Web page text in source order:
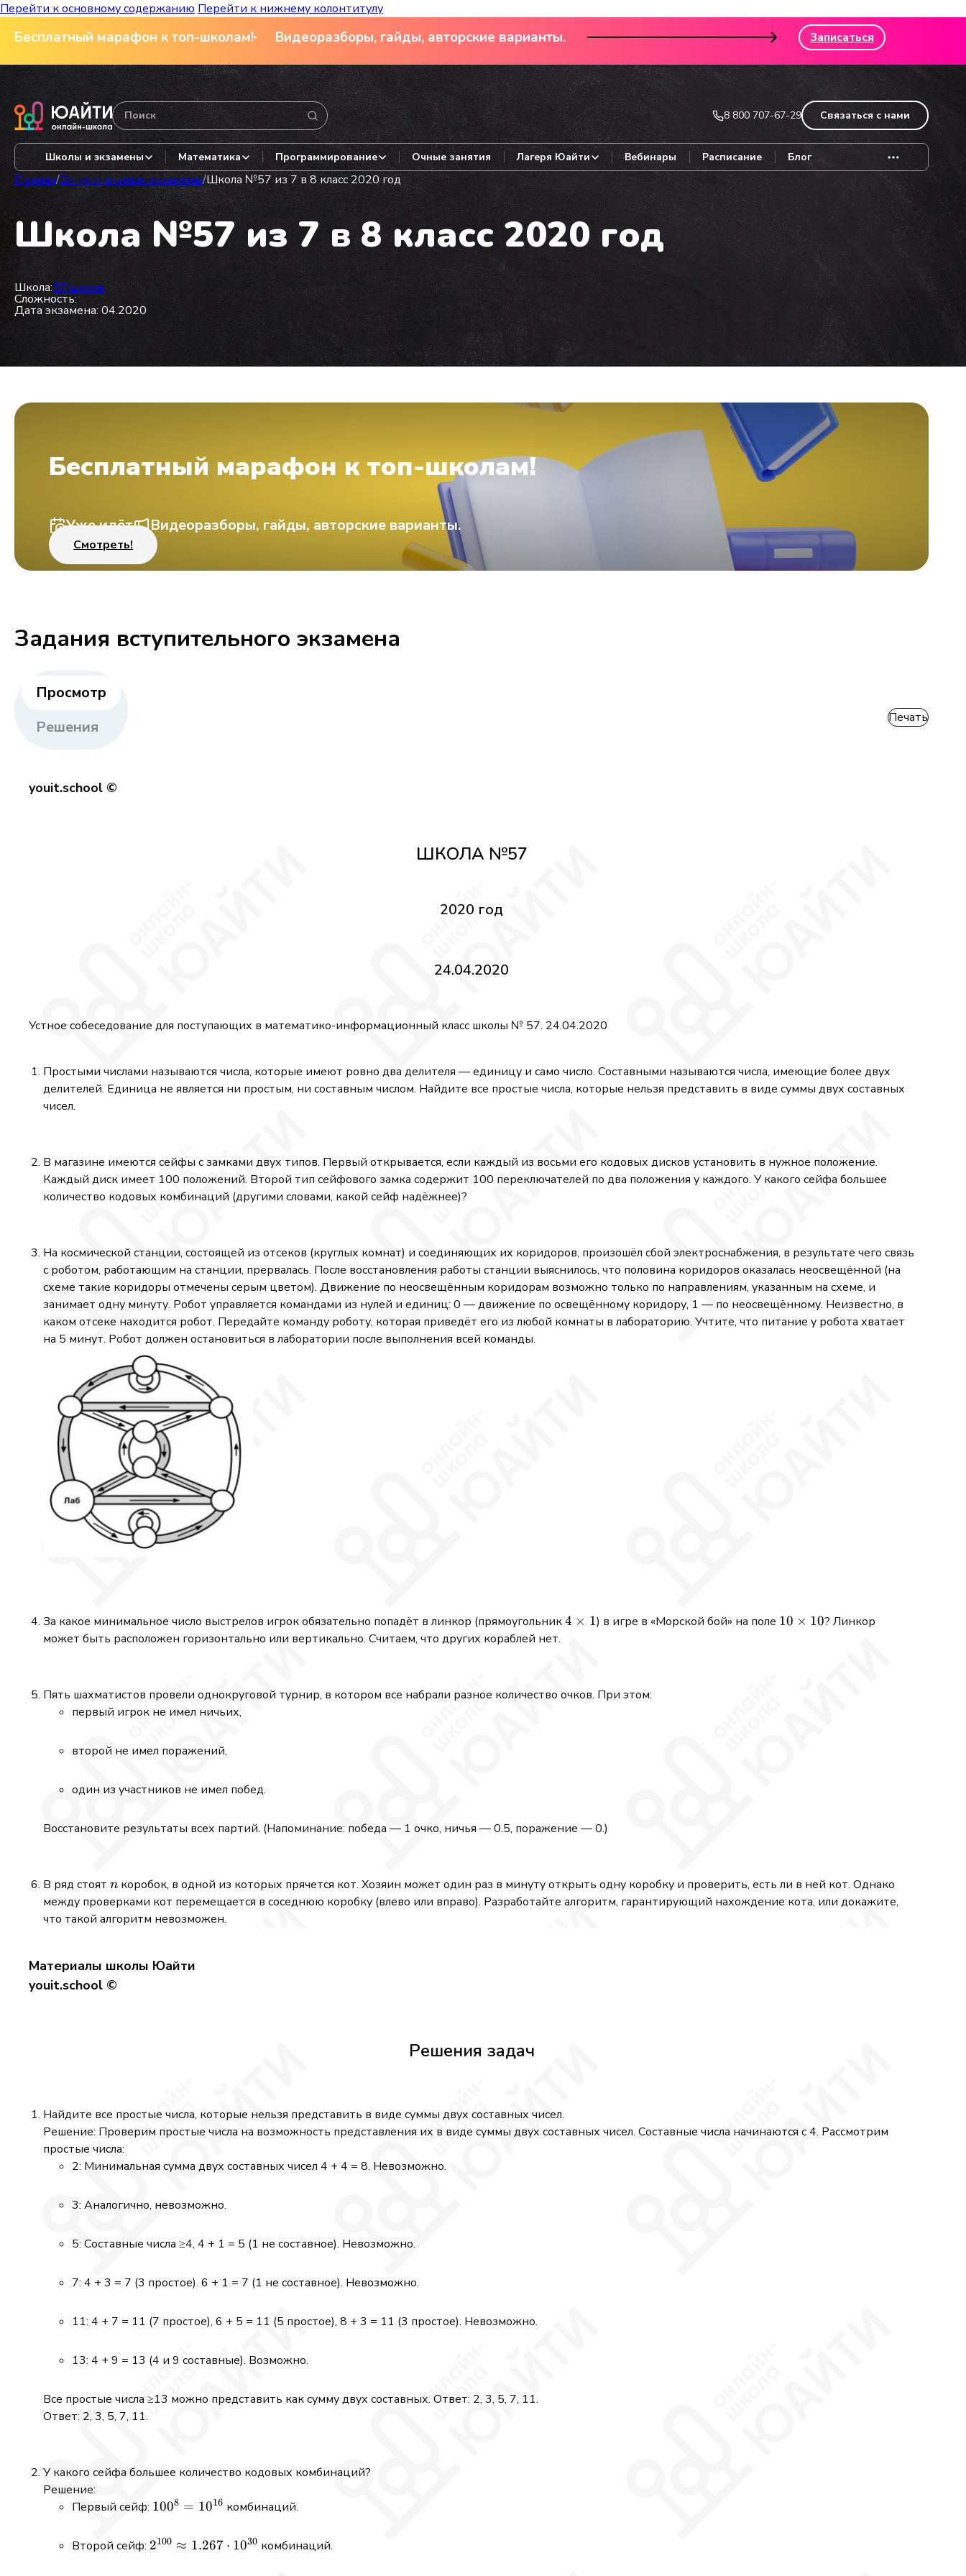
Перейти к основному содержанию Перейти к нижнему колонтитулу
Бесплатный марафон к топ-школам! Видеоразборы, гайды, авторские варианты. Записаться
8 800 707-67-29 Связаться с нами
Школы и экзамены Математика Программирование Очные занятия Лагеря Юайти Вебинары Расписание Блог
Главная/Вступительные экзамены/Школа №57 из 7 в 8 класс 2020 год
Школа №57 из 7 в 8 класс 2020 год
Школа:57 школа
Сложность:
Дата экзамена: 04.2020
Бесплатный марафон к топ-школам!
Уже идёт Видеоразборы, гайды, авторские варианты.
Смотреть!
Задания вступительного экзамена
Просмотр
Решения
Печать
youit.school ©
ШКОЛА №57
2020 год
24.04.2020
Устное собеседование для поступающих в математико-информационный класс школы № 57. 24.04.2020
Простыми числами называются числа, которые имеют ровно два делителя — единицу и само число. Составными называются числа, имеющие более двух
делителей. Единица не является ни простым, ни составным числом. Найдите все простые числа, которые нельзя представить в виде суммы двух составных
чисел.
В магазине имеются сейфы с замками двух типов. Первый открывается, если каждый из восьми его кодовых дисков установить в нужное положение.
Каждый диск имеет 100 положений. Второй тип сейфового замка содержит 100 переключателей по два положения у каждого. У какого сейфа большее
количество кодовых комбинаций (другими словами, какой сейф надёжнее)?
На космической станции, состоящей из отсеков (круглых комнат) и соединяющих их коридоров, произошёл сбой электроснабжения, в результате чего связь
с роботом, работающим на станции, прервалась. После восстановления работы станции выяснилось, что половина коридоров оказалась неосвещённой (на
схеме такие коридоры отмечены серым цветом). Движение по неосвещённым коридорам возможно только по направлениям, указанным на схеме, и
занимает одну минуту. Робот управляется командами из нулей и единиц: 0 — движение по освещённому коридору, 1 — по неосвещённому. Неизвестно, в
каком отсеке находится робот. Передайте команду роботу, которая приведёт его из любой комнаты в лабораторию. Учтите, что питание у робота хватает
на 5 минут. Робот должен остановиться в лаборатории после выполнения всей команды.
За какое минимальное число выстрелов игрок обязательно попадёт в линкор (прямоугольник4
4 × 1) в игре в «Морской бой» на поле 10
10 × 10? Линкор
может быть расположен горизонтально или вертикально. Считаем, что других кораблей нет.
Пять шахматистов провели однокруговой турнир, в котором все набрали разное количество очков. При этом:
первый игрок не имел ничьих,
второй не имел поражений,
один из участников не имел побед.
Восстановите результаты всех партий. (Напоминание: победа — 1 очко, ничья — 0.5, поражение — 0.)
В ряд стоят n
n коробок, в одной из которых прячется кот. Хозяин может один раз в минуту открыть одну коробку и проверить, есть ли в ней кот. Однако
между проверками кот перемещается в соседнюю коробку (влево или вправо). Разработайте алгоритм, гарантирующий нахождение кота, или докажите,
что такой алгоритм невозможен.
Материалы школы Юайти
youit.school ©
Решения задач
Найдите все простые числа, которые нельзя представить в виде суммы двух составных чисел.
Решение: Проверим простые числа на возможность представления их в виде суммы двух составных чисел. Составные числа начинаются с 4. Рассмотрим
простые числа:
2: Минимальная сумма двух составных чисел 4 + 4 = 8. Невозможно.
3: Аналогично, невозможно.
5: Составные числа ≥4, 4 + 1 = 5 (1 не составное). Невозможно.
7: 4 + 3 = 7 (3 простое). 6 + 1 = 7 (1 не составное). Невозможно.
11: 4 + 7 = 11 (7 простое), 6 + 5 = 11 (5 простое), 8 + 3 = 11 (3 простое). Невозможно.
13: 4 + 9 = 13 (4 и 9 составные). Возможно.
Все простые числа ≥13 можно представить как сумму двух составных. Ответ: 2, 3, 5, 7, 11.
Ответ: 2, 3, 5, 7, 11.
У какого сейфа большее количество кодовых комбинаций?
Решение:
Первый сейф: 100^8 =
1008 = 1016 комбинаций.
Второй сейф: 2^{100}
2100 ≈ 1.267 ⋅ 1030 комбинаций.